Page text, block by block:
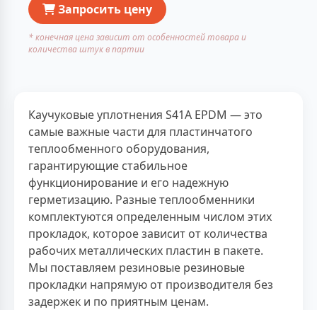
Запросить цену
* конечная цена зависит от особенностей товара и
количества штук в партии
Каучуковые уплотнения S41A EPDM — это
самые важные части для пластинчатого
теплообменного оборудования,
гарантирующие стабильное
функционирование и его надежную
герметизацию. Разные теплообменники
комплектуются определенным числом этих
прокладок, которое зависит от количества
рабочих металлических пластин в пакете.
Мы поставляем резиновые резиновые
прокладки напрямую от производителя без
задержек и по приятным ценам.